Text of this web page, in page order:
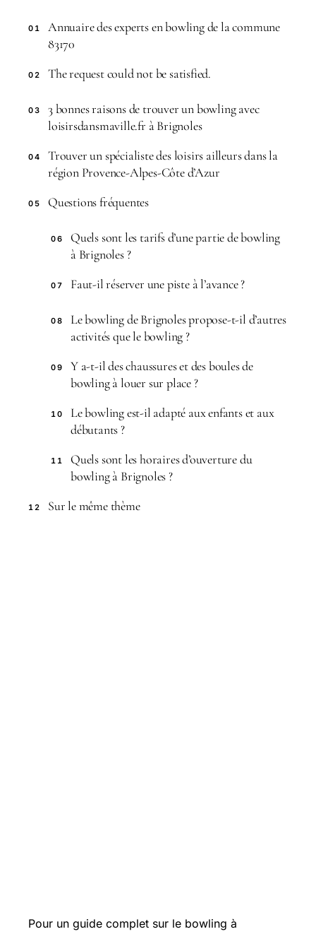
01
Annuaire des experts en bowling de la commune
83170
02 The request could not be satisfied.
03
3 bonnes raisons de trouver un bowling avec
loisirsdansmaville.fr à Brignoles
04
Trouver un spécialiste des loisirs ailleurs dans la
région Provence-Alpes-Côte d’Azur
05 Questions fréquentes
06
Quels sont les tarifs d’une partie de bowling
à Brignoles ?
07 Faut-il réserver une piste à l’avance ?
08
Le bowling de Brignoles propose-t-il d’autres
activités que le bowling ?
09
Y a-t-il des chaussures et des boules de
bowling à louer sur place ?
10
Le bowling est-il adapté aux enfants et aux
débutants ?
11
Quels sont les horaires d’ouverture du
bowling à Brignoles ?
12 Sur le même thème
Pour un guide complet sur le bowling à